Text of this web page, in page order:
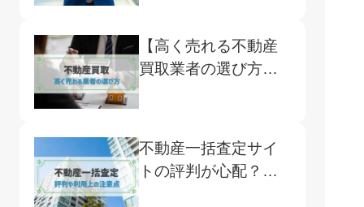
ツまで紹介
【高く売れる不動産
買取業者の選び方】
買取・仲介の違いと
注意点
不動産一括査定サイ
トの評判が心配？よ
くある口コミや注意